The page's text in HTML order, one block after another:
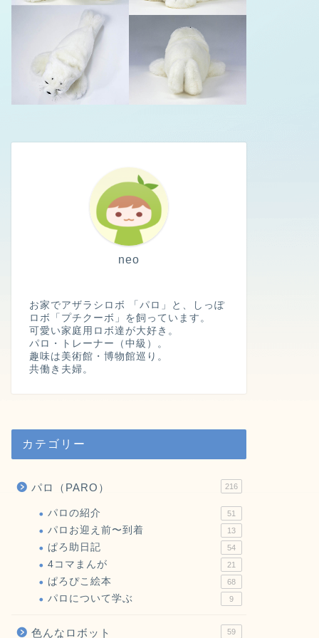
neo
お家でアザラシロボ 「パロ」と、しっぽ
ロボ「プチクーボ」を飼っています。
可愛い家庭用ロボ達が大好き。
パロ・トレーナー（中級）。
趣味は美術館・博物館巡り。
共働き夫婦。
カテゴリー
パロ（PARO） 216
パロの紹介 51
パロお迎え前〜到着 13
ぱろ助日記 54
4コマまんが 21
ぱろぴこ絵本 68
パロについて学ぶ 9
色んなロボット 59